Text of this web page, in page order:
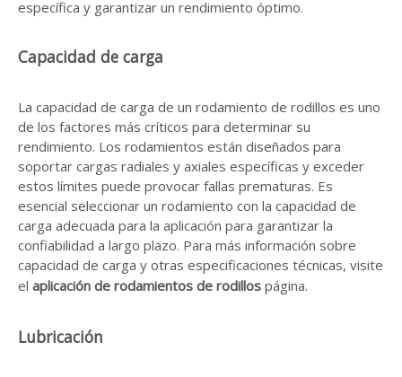
específica y garantizar un rendimiento óptimo.
Capacidad de carga
La capacidad de carga de un rodamiento de rodillos es uno
de los factores más críticos para determinar su
rendimiento. Los rodamientos están diseñados para
soportar cargas radiales y axiales específicas y exceder
estos límites puede provocar fallas prematuras. Es
esencial seleccionar un rodamiento con la capacidad de
carga adecuada para la aplicación para garantizar la
confiabilidad a largo plazo. Para más información sobre
capacidad de carga y otras especificaciones técnicas, visite
el aplicación de rodamientos de rodillos página.
Lubricación